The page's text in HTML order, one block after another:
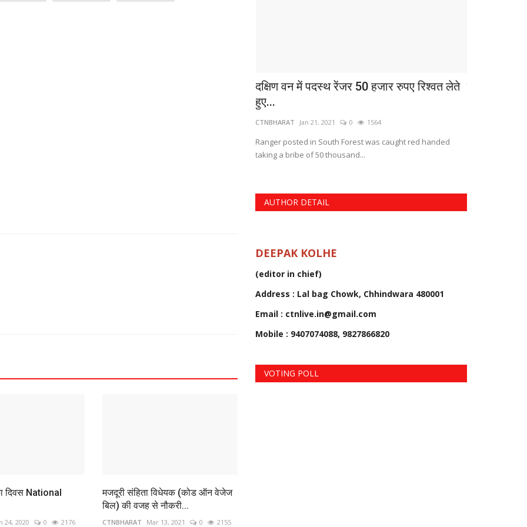
दिवस National
24, 2020 0 2176
मजदूरी संहिता विधेयक (कोड ऑन वेजेज
बिल) की वजह से नौकरी...
CTNBHARAT Mar 13, 2021 0 2155
दक्षिण वन में पदस्थ रेंजर 50 हजार रुपए रिश्वत लेते
हुए...
CTNBHARAT Jan 21, 2021 0 1564
Ranger posted in South Forest was caught red handed
taking a bribe of 50 thousand...
AUTHOR DETAIL
DEEPAK KOLHE
(editor in chief)
Address : Lal bag Chowk, Chhindwara 480001
Email : ctnlive.in@gmail.com
Mobile : 9407074088, 9827866820
VOTING POLL